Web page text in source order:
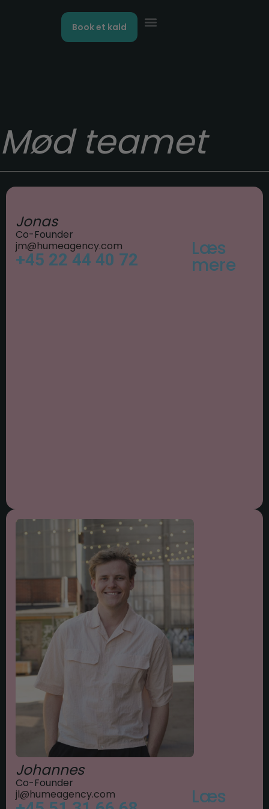
Book et kald
Mød teamet
Jonas
Co-Founder
jm@humeagency.com
+45 22 44 40 72 Læs
mere
Johannes
Co-Founder
jl@humeagency.com
Læs